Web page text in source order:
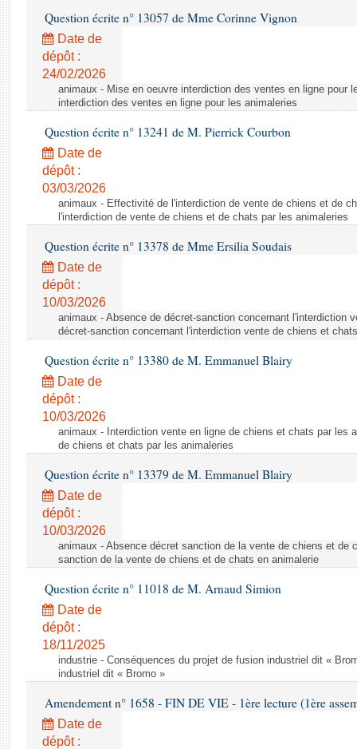
Question écrite n° 13057 de Mme Corinne Vignon
Date de
dépôt :
24/02/2026
animaux - Mise en oeuvre interdiction des ventes en ligne pour
interdiction des ventes en ligne pour les animaleries
Question écrite n° 13241 de M. Pierrick Courbon
Date de
dépôt :
03/03/2026
animaux - Effectivité de l'interdiction de vente de chiens et de
l'interdiction de vente de chiens et de chats par les animaleries
Question écrite n° 13378 de Mme Ersilia Soudais
Date de
dépôt :
10/03/2026
animaux - Absence de décret-sanction concernant l'interdiction
décret-sanction concernant l'interdiction vente de chiens et chats
Question écrite n° 13380 de M. Emmanuel Blairy
Date de
dépôt :
10/03/2026
animaux - Interdiction vente en ligne de chiens et chats par les
de chiens et chats par les animaleries
Question écrite n° 13379 de M. Emmanuel Blairy
Date de
dépôt :
10/03/2026
animaux - Absence décret sanction de la vente de chiens et de
sanction de la vente de chiens et de chats en animalerie
Question écrite n° 11018 de M. Arnaud Simion
Date de
dépôt :
18/11/2025
industrie - Conséquences du projet de fusion industriel dit «
industriel dit « Bromo »
Amendement n° 1658 - FIN DE VIE - 1ère lecture (1ère
Date de
dépôt :